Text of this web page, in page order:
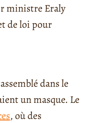
ministre Eraly
de loi pour
dans le
un masque. Le
, où des